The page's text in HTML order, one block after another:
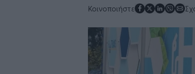
Κοινοποιήστε